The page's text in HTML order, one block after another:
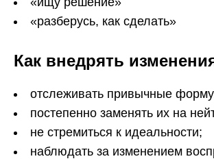
«разберусь, как сделать»
Как внедрять
отслеживать привычные
постепенно заменять их на
не стремиться к идеальности;
наблюдать за изменением